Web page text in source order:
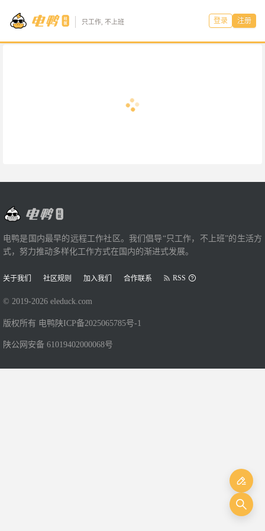
只工作, 不上班 登录 注册
电鸭是国内最早的远程工作社区。我们倡导“只工作，不上班”的生活方
式，努力推动多样化工作方式在国内的渐进式发展。
关于我们 社区规则 加入我们 合作联系 RSS
© 2019-2026 eleduck.com
版权所有 电鸭 陕ICP备2025065785号-1
陕公网安备 61019402000068号